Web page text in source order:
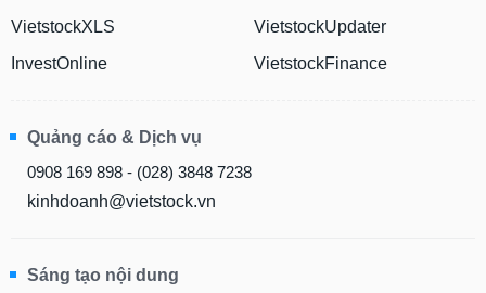
VietstockXLS
InvestOnline
VietstockUpdater
VietstockFinance
Quảng cáo & Dịch vụ
0908 169 898 - (028) 3848 7238
kinhdoanh@vietstock.vn
Sáng tạo nội dung